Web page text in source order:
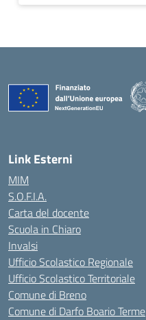
Link Esterni
MIM
S.O.F.I.A.
Carta del docente
Scuola in Chiaro
Invalsi
Ufficio Scolastico Regionale
Ufficio Scolastico Territoriale
Comune di Breno
Comune di Darfo Boario Terme